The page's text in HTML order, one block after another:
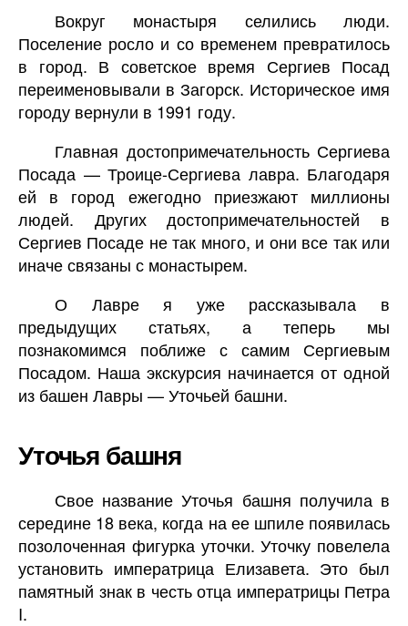
Вокруг монастыря селились люди.
Поселение росло и со временем превратилось
в город. В советское время Сергиев Посад
переименовывали в Загорск. Историческое имя
городу вернули в 1991 году.
Главная достопримечательность Сергиева
Посада — Троице-Сергиева лавра. Благодаря
ей в город ежегодно приезжают миллионы
людей. Других достопримечательностей в
Сергиев Посаде не так много, и они все так или
иначе связаны с монастырем.
О Лавре я уже рассказывала в
предыдущих статьях, а теперь мы
познакомимся поближе с самим Сергиевым
Посадом. Наша экскурсия начинается от одной
из башен Лавры — Уточьей башни.
Уточья башня
Свое название Уточья башня получила в
середине 18 века, когда на ее шпиле появилась
позолоченная фигурка уточки. Уточку повелела
установить императрица Елизавета. Это был
памятный знак в честь отца императрицы Петра
I.